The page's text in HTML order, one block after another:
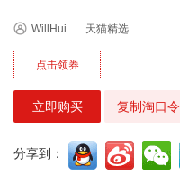
WillHui 天猫精选
点击领券
立即购买 复制淘口令
分享到：